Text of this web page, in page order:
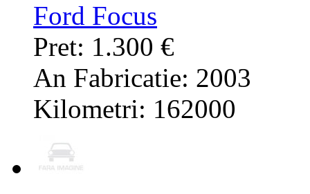
Ford Focus
Pret: 1.300 €
An Fabricatie: 2003
Kilometri: 162000